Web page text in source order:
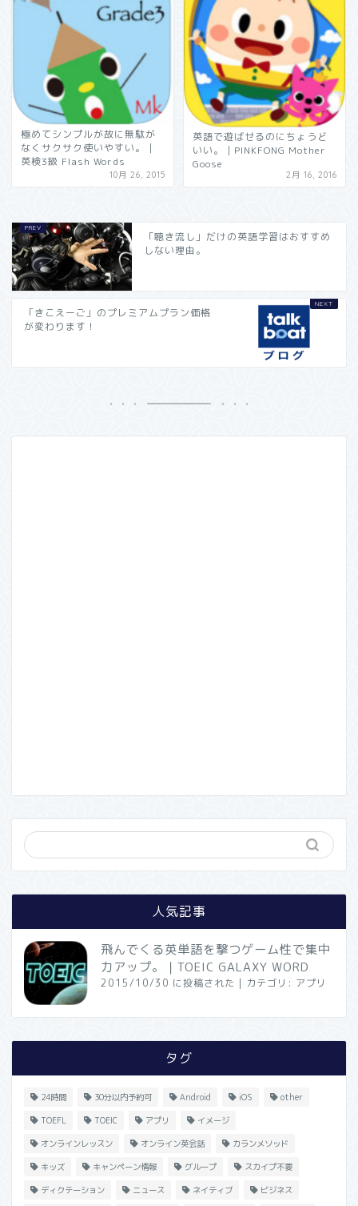
極めてシンプルが故に無駄が
なくサクサク使いやすい。｜
英検3級 Flash Words
10月 26, 2015
英語で遊ばせるのにちょうど
いい。｜PINKFONG Mother
Goose
2月 16, 2016
「聴き流し」だけの英語学習はおすすめ
しない理由。
「きこえーご」のプレミアムプラン価格
が変わります！
人気記事
飛んでくる英単語を撃つゲーム性で集中
力アップ。｜TOEIC GALAXY WORD
2015/10/30 に投稿された | カテゴリ: アプリ
タグ
24時間 30分以内予約可 Android iOS other
TOEFL TOEIC アプリ イメージ
オンラインレッスン オンライン英会話 カランメソッド
キッズ キャンペーン情報 グループ スカイプ不要
ディクテーション ニュース ネイティブ ビジネス